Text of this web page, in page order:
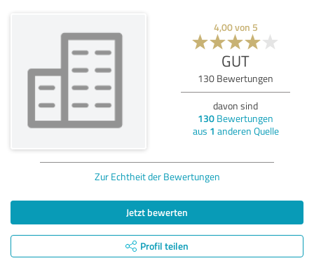
4,00von 5
GUT
130 Bewertungen
davon sind
130 Bewertungen
aus 1 anderen Quelle
Zur Echtheit der Bewertungen
Jetzt bewerten
Profil teilen